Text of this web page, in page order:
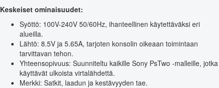
Keskeiset ominaisuudet:
Syöttö: 100V-240V 50/60Hz, ihanteellinen käytettäväksi eri
alueilla.
Lähtö: 8.5V ja 5.65A, tarjoten konsolin oikeaan toimintaan
tarvittavan tehon.
Yhteensopivuus: Suunniteltu kaikille Sony PsTwo -malleille, jotka
käyttävät ulkoista virtalähdettä.
Merkki: Satkit, laadun ja kestävyyden tae.